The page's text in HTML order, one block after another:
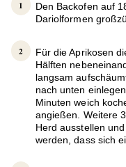
Den Backofen auf
Dariolformen
Für die Aprikosen
Hälften
langsam
nach unten
Minuten weich
angießen. Weitere
Herd ausstellen
werden, dass sich